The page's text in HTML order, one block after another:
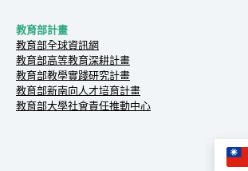
教育部計畫
教育部全球資訊網
教育部高等教育深耕計畫
教育部教學實踐研究計畫
教育部新南向人才培育計畫
教育部大學社會責任推動中心